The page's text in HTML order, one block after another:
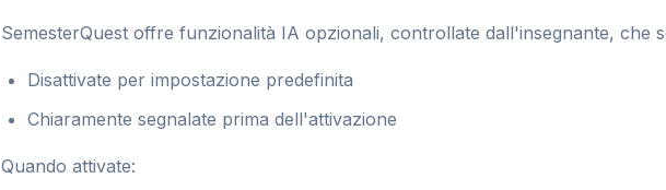
SemesterQuest offre funzionalità IA opzionali, controllate dall'insegnante, che
Disattivate per impostazione predefinita
Chiaramente segnalate prima dell'attivazione
Quando attivate: